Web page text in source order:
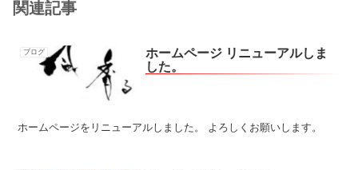
関連記事
ブログ
ホームページ リニューアルしま
した。
ホームページをリニューアルしました。 よろしくお願いします。